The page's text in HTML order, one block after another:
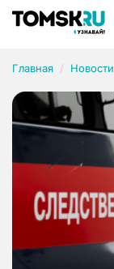
Главная Новости